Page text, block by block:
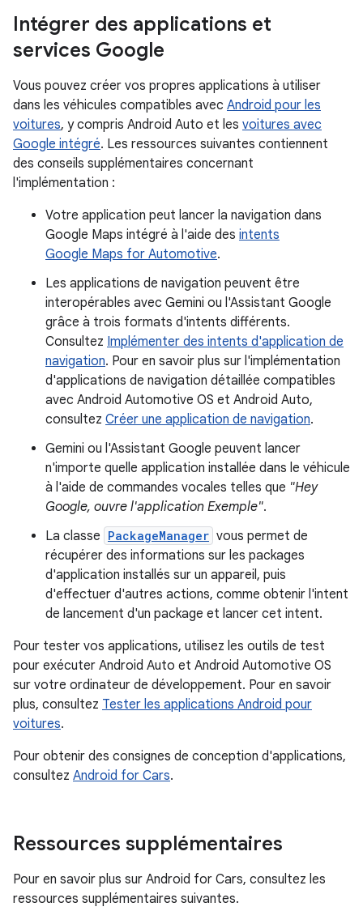
Intégrer des applications et
services Google
Vous pouvez créer vos propres applications à utiliser
dans les véhicules compatibles avec Android pour les
voitures, y compris Android Auto et les voitures avec
Google intégré. Les ressources suivantes contiennent
des conseils supplémentaires concernant
l'implémentation :
Votre application peut lancer la navigation dans
Google Maps intégré à l'aide des intents
Google Maps for Automotive.
Les applications de navigation peuvent être
interopérables avec Gemini ou l'Assistant Google
grâce à trois formats d'intents différents.
Consultez Implémenter des intents d'application de
navigation. Pour en savoir plus sur l'implémentation
d'applications de navigation détaillée compatibles
avec Android Automotive OS et Android Auto,
consultez Créer une application de navigation.
Gemini ou l'Assistant Google peuvent lancer
n'importe quelle application installée dans le véhicule
à l'aide de commandes vocales telles que "Hey
Google, ouvre l'application Exemple".
La classe PackageManager vous permet de
récupérer des informations sur les packages
d'application installés sur un appareil, puis
d'effectuer d'autres actions, comme obtenir l'intent
de lancement d'un package et lancer cet intent.
Pour tester vos applications, utilisez les outils de test
pour exécuter Android Auto et Android Automotive OS
sur votre ordinateur de développement. Pour en savoir
plus, consultez Tester les applications Android pour
voitures.
Pour obtenir des consignes de conception d'applications,
consultez Android for Cars.
Ressources supplémentaires
Pour en savoir plus sur Android for Cars, consultez les
ressources supplémentaires suivantes.